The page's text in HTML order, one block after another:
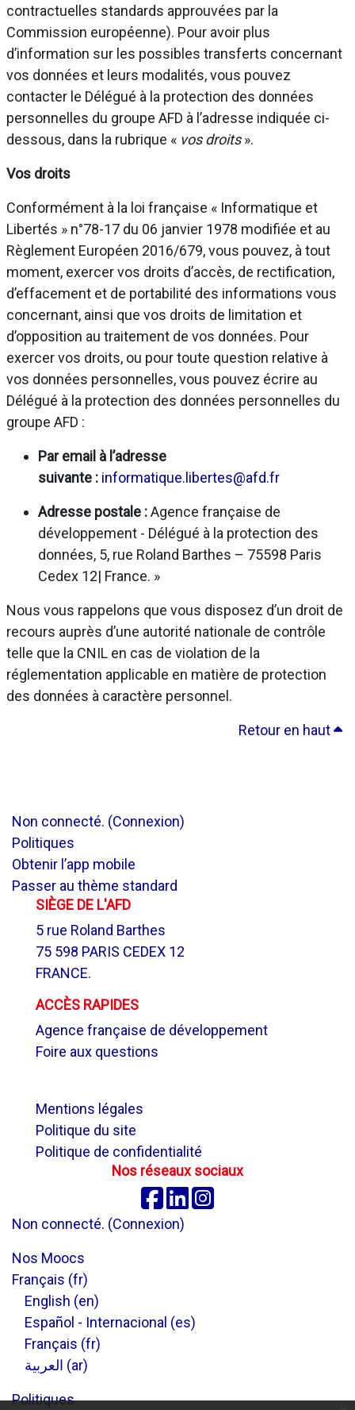
contractuelles standards approuvées par la
Commission européenne). Pour avoir plus
d’information sur les possibles transferts concernant
vos données et leurs modalités, vous pouvez
contacter le Délégué à la protection des données
personnelles du groupe AFD à l’adresse indiquée ci-
dessous, dans la rubrique « vos droits».
Vos droits
Conformément à la loi française « Informatique et
Libertés » n°78-17 du 06 janvier 1978 modifiée et au
Règlement Européen 2016/679, vous pouvez, à tout
moment, exercer vos droits d’accès, de rectification,
d’effacement et de portabilité des informations vous
concernant, ainsi que vos droits de limitation et
d’opposition au traitement de vos données. Pour
exercer vos droits, ou pour toute question relative à
vos données personnelles, vous pouvez écrire au
Délégué à la protection des données personnelles du
groupe AFD :
Par email à l’adresse
suivante : informatique.libertes@afd.fr
Adresse postale :Agence française de
développement - Délégué à la protection des
données, 5, rue Roland Barthes – 75598 Paris
Cedex 12| France. »
Nous vous rappelons que vous disposez d’un droit de
recours auprès d’une autorité nationale de contrôle
telle que la CNIL en cas de violation de la
réglementation applicable en matière de protection
des données à caractère personnel.
Retour en haut
Non connecté. (Connexion)
Politiques
Obtenir l’app mobile
Passer au thème standard
SIÈGE DE L'AFD
5 rue Roland Barthes
75 598 PARIS CEDEX 12
FRANCE.
ACCÈS RAPIDES
Agence française de développement
Foire aux questions
Mentions légales
Politique du site
Politique de confidentialité
Nos réseaux sociaux
Facebook
Linkedin
Non connecté. (Connexion)
Nos Moocs
Français ‎(fr)‎
English ‎(en)‎
Español - Internacional ‎(es)‎
Français ‎(fr)‎
العربية ‎(ar)‎
Politiques